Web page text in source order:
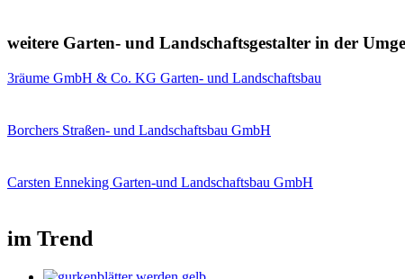
weitere Garten- und Landschaftsgestalter in der
3räume GmbH & Co. KG Garten- und Landschaftsbau
Borchers Straßen- und Landschaftsbau GmbH
Carsten Enneking Garten-und Landschaftsbau GmbH
im Trend